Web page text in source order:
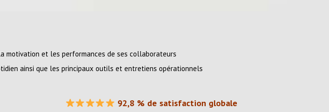
motivation et les performances de ses collaborateurs
ainsi que les principaux outils et entretiens opérationnels
92,8 % de satisfaction globale